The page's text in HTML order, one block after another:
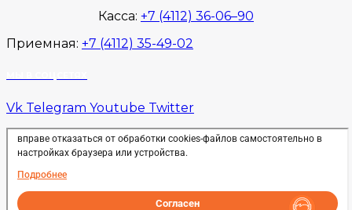
Касса: +7 (4112) 36-06–90
Приемная: +7 (4112) 35-49-02
Vk Telegram Youtube Twitter